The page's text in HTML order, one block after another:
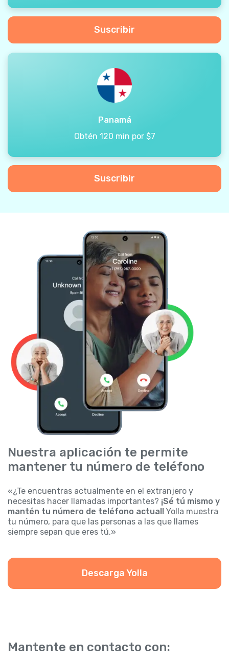
Suscribir
Panamá
Obtén 120 min por $7
Suscribir
Nuestra aplicación te permite
mantener tu número de teléfono
«¿Te encuentras actualmente en el extranjero y
necesitas hacer llamadas importantes? ¡Sé tú mismo y
mantén tu número de teléfono actual! Yolla muestra
tu número, para que las personas a las que llames
siempre sepan que eres tú.»
Descarga Yolla
Mantente en contacto con: